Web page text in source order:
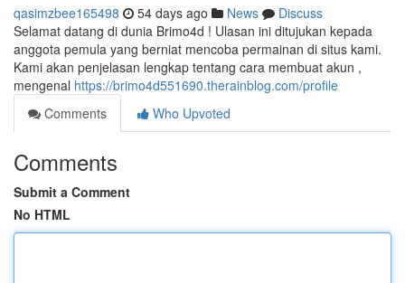
qasimzbee165498 54 days ago News
Discuss
Selamat datang di dunia Brimo4d ! Ulasan ini ditujukan kepada
anggota pemula yang berniat mencoba permainan di situs kami.
Kami akan penjelasan lengkap tentang cara membuat akun ,
mengenal https://brimo4d551690.therainblog.com/profile
Comments
Who Upvoted
Comments
Submit a Comment
No HTML